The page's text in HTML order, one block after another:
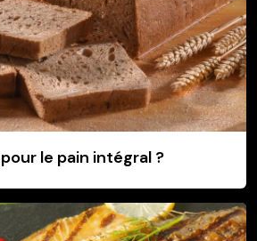
le pain intégral ?